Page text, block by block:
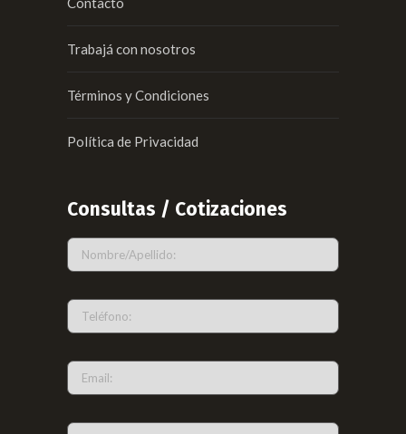
Trabajá con nosotros
Términos y Condiciones
Política de Privacidad
Consultas / Cotizaciones